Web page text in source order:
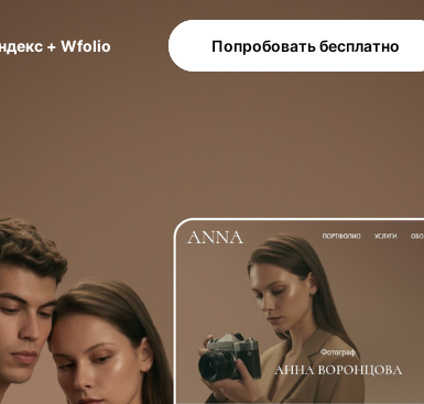
+ Wfolio Попробовать бесплатно